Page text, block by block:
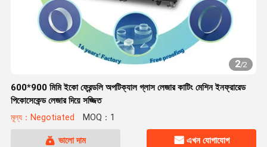
2/2
600*900 মিমি ইকো ফ্রেন্ডলি অপটিক্যাল গ্লাস লেজার কাটিং মেশিন ইনফ্রারেড
পিকোসেকেন্ড লেজার দিয়ে সজ্জিত
মূল্য：Negotiated MOQ：1
ভালো দাম এখন যোগাযোগ